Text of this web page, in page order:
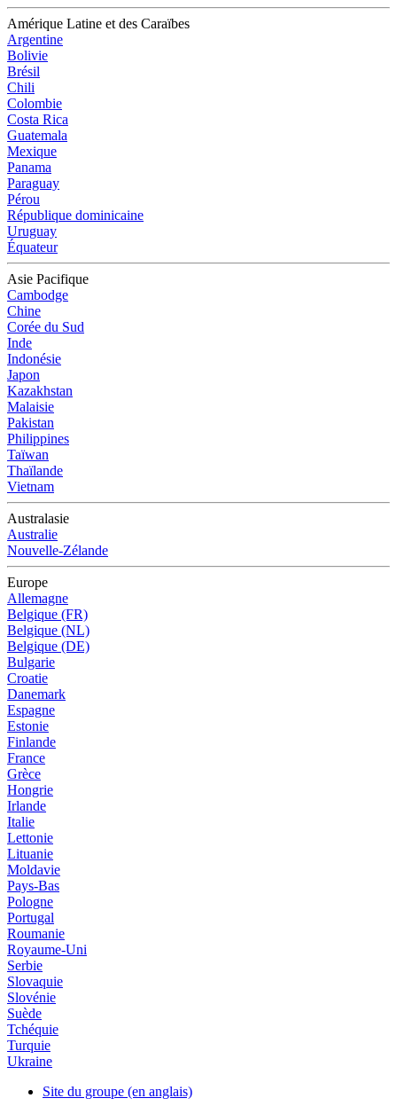
Amérique Latine et des Caraïbes
Argentine
Bolivie
Brésil
Chili
Colombie
Costa Rica
Guatemala
Mexique
Panama
Paraguay
Pérou
République dominicaine
Uruguay
Équateur
Asie Pacifique
Cambodge
Chine
Corée du Sud
Inde
Indonésie
Japon
Kazakhstan
Malaisie
Pakistan
Philippines
Taïwan
Thaïlande
Vietnam
Australasie
Australie
Nouvelle-Zélande
Europe
Allemagne
Belgique (FR)
Belgique (NL)
Belgique (DE)
Bulgarie
Croatie
Danemark
Espagne
Estonie
Finlande
France
Grèce
Hongrie
Irlande
Italie
Lettonie
Lituanie
Moldavie
Pays-Bas
Pologne
Portugal
Roumanie
Royaume-Uni
Serbie
Slovaquie
Slovénie
Suède
Tchéquie
Turquie
Ukraine
Site du groupe (en anglais)